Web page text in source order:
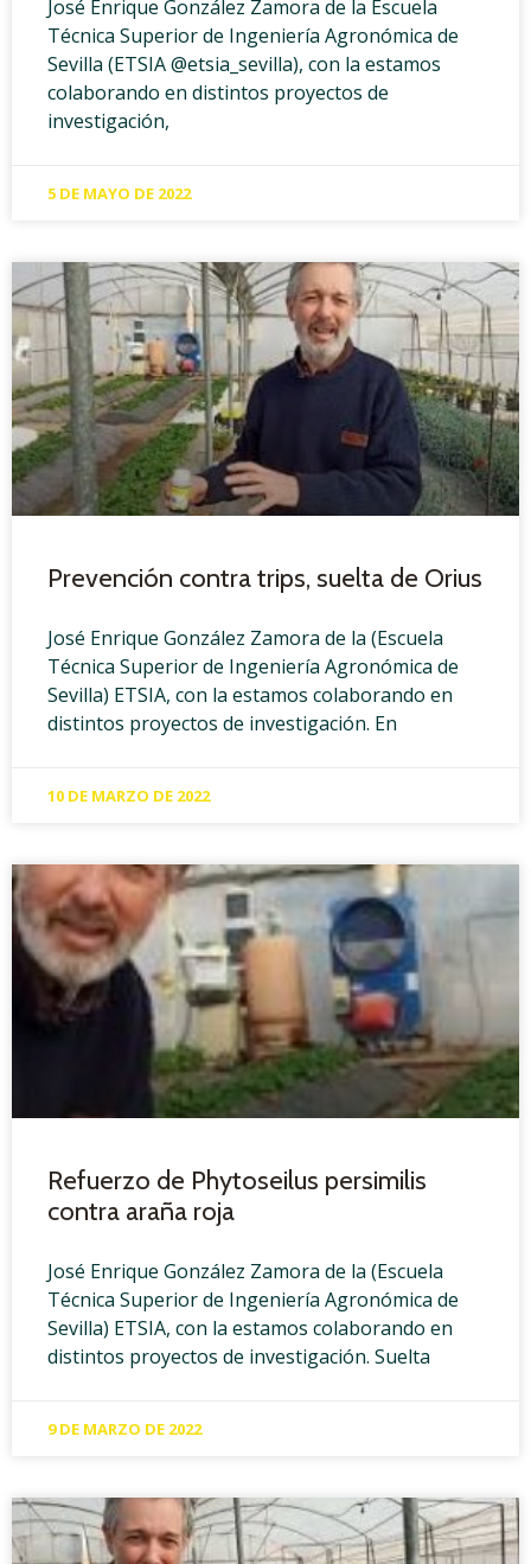
José Enrique González Zamora de la Escuela
Técnica Superior de Ingeniería Agronómica de
Sevilla (ETSIA @etsia_sevilla), con la estamos
colaborando en distintos proyectos de
investigación,
5 DE MAYO DE 2022
Prevención contra trips, suelta de Orius
José Enrique González Zamora de la (Escuela
Técnica Superior de Ingeniería Agronómica de
Sevilla) ETSIA, con la estamos colaborando en
distintos proyectos de investigación. En
10 DE MARZO DE 2022
Refuerzo de Phytoseilus persimilis
contra araña roja
José Enrique González Zamora de la (Escuela
Técnica Superior de Ingeniería Agronómica de
Sevilla) ETSIA, con la estamos colaborando en
distintos proyectos de investigación. Suelta
9 DE MARZO DE 2022